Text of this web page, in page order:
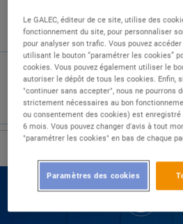
Type de contrat :
Expérience :
Études :
Le GALEC, éditeur de ce site, utilise des
fonctionnement du site, pour personnaliser
pour analyser son trafic. Vous pouvez
utilisant le bouton “paramétrer les cookies”
cookies. Vous pouvez également utiliser le
autoriser le dépôt de tous les cookies. Enfin,
"continuer sans accepter", nous ne pourrons
strictement nécessaires au bon
ou consentement des cookies) est
6 mois. Vous pouvez changer d'avis à tout
"paramétrer les cookies" en bas de chaque
Paramètres des cookies